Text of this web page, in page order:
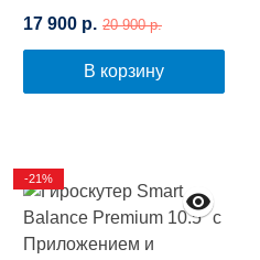
17 900 р. 20 900 р.
В корзину
-21%